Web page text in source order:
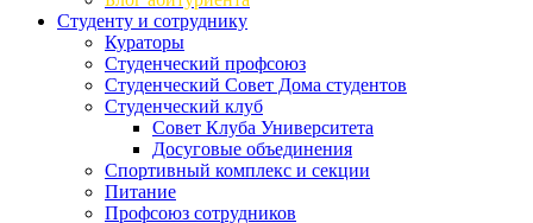
Студенту и сотруднику
Кураторы
Студенческий профсоюз
Студенческий Совет Дома студентов
Студенческий клуб
Совет Клуба Университета
Досуговые объединения
Спортивный комплекс и секции
Питание
Профсоюз сотрудников